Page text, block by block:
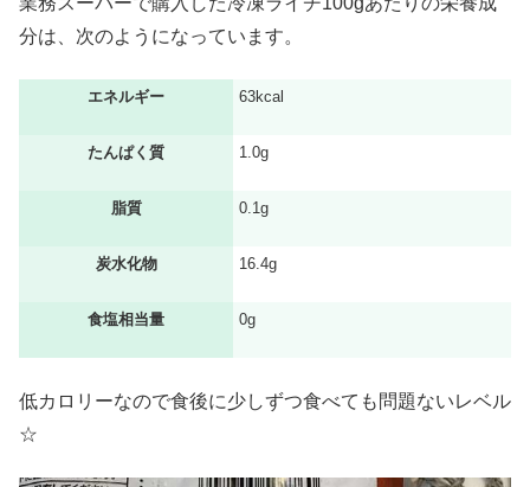
分は、次のようになっています。
エネルギー 63kcal
たんぱく質 1.0g
脂質 0.1g
炭水化物 16.4g
食塩相当量 0g
低カロリーなので食後に少しずつ食べても問題ないレベル
☆